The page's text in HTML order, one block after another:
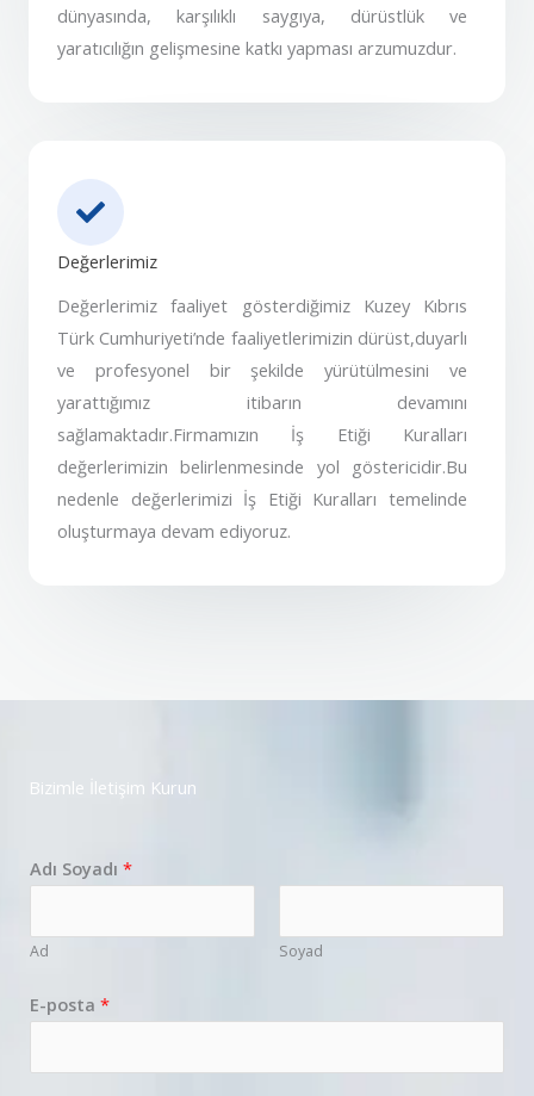
dünyasında, karşılıklı saygıya, dürüstlük ve
yaratıcılığın gelişmesine katkı yapması arzumuzdur.
Değerlerimiz
Değerlerimiz faaliyet gösterdiğimiz Kuzey Kıbrıs
Türk Cumhuriyeti’nde faaliyetlerimizin dürüst,duyarlı
ve profesyonel bir şekilde yürütülmesini ve
yarattığımız itibarın devamını
sağlamaktadır.Firmamızın İş Etiği Kuralları
değerlerimizin belirlenmesinde yol göstericidir.Bu
nedenle değerlerimizi İş Etiği Kuralları temelinde
oluşturmaya devam ediyoruz.
Bizimle İletişim Kurun
Adı Soyadı *
Ad Soyad
E-posta *